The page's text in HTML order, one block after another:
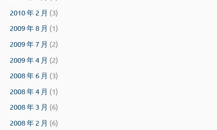
2010 年 2 月 (3)
2009 年 8 月 (1)
2009 年 7 月 (2)
2009 年 4 月 (2)
2008 年 6 月 (3)
2008 年 4 月 (1)
2008 年 3 月 (6)
2008 年 2 月 (6)